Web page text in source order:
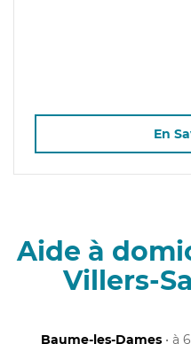
En
Aide à
Villers-
Baume-les-Dames • à